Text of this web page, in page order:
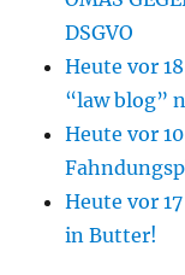
DSGVO
Heute vor
“law blog”
Heute vor
Heute vor
in Butter!